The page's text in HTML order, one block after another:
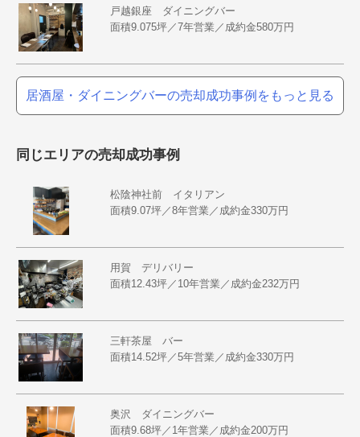
戸越銀座 ダイニングバー
面積9.075坪／7年営業／成約金580万円
居酒屋・ダイニングバーの売却成功事例をもっと見る
同じエリアの売却成功事例
松陰神社前 イタリアン
面積9.07坪／8年営業／成約金330万円
用賀 デリバリー
面積12.43坪／10年営業／成約金232万円
三軒茶屋 バー
面積14.52坪／5年営業／成約金330万円
奥沢 ダイニングバー
面積9.68坪／1年営業／成約金200万円